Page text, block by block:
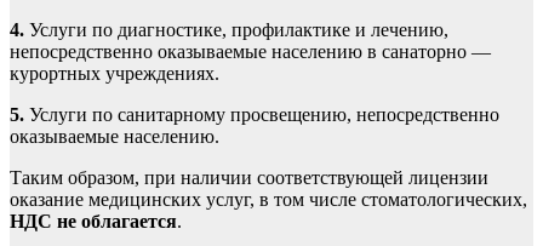
4. Услуги по диагностике, профилактике и лечению,
непосредственно оказываемые населению в санаторно —
курортных учреждениях.
5. Услуги по санитарному просвещению, непосредственно
оказываемые населению.
Таким образом, при наличии соответствующей лицензии
оказание медицинских услуг, в том числе стоматологических,
НДС не облагается.